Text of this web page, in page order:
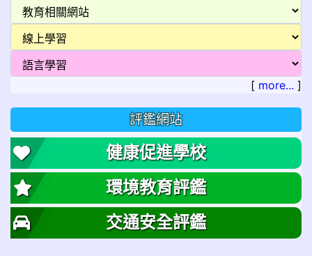
[ more... ]
評鑑網站
健康促進學校
環境教育評鑑
交通安全評鑑